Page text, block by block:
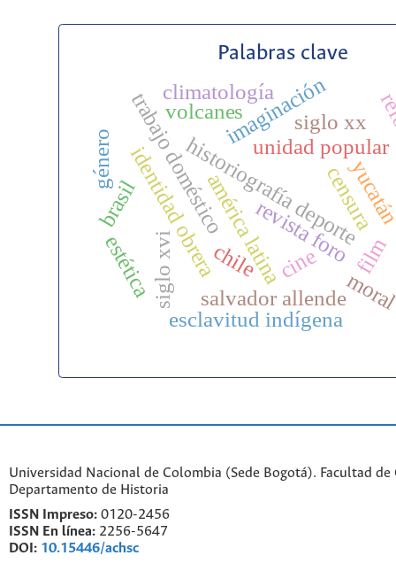
Palabras clave
historiografía deporte
américa latina censura
cine film
chile
salvador allende
unidad popular
identidad obrera
imaginación
esclavitud indígena
siglo xvi
trabajo doméstico siglo xx
climatología
brasil revista foro
estética
volcanes
género
Universidad Nacional de Colombia (Sede Bogotá). Facultad de
Departamento de Historia
ISSN Impreso: 0120-2456
ISSN En línea: 2256-5647
DOI: 10.15446/achsc